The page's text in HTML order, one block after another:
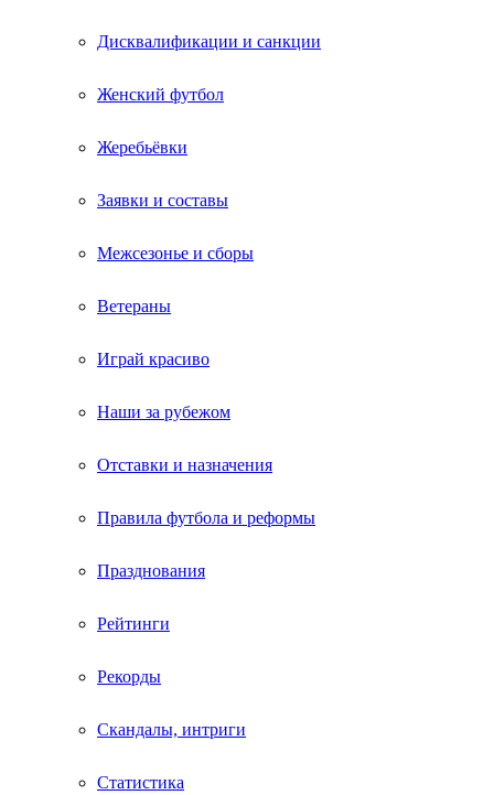
Дисквалификации и санкции
Женский футбол
Жеребьёвки
Заявки и составы
Межсезонье и сборы
Ветераны
Играй красиво
Наши за рубежом
Отставки и назначения
Правила футбола и реформы
Празднования
Рейтинги
Рекорды
Скандалы, интриги
Статистика